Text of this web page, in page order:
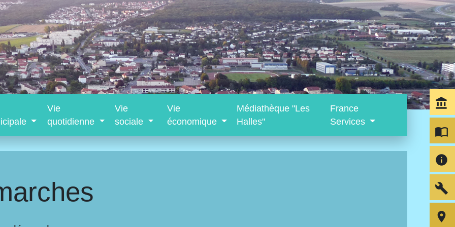
Vie
quotidienne
Vie
sociale
Vie
économique
Médiathèque "Les
Halles"
France
Services
account_balance
import_contacts
info
build
room